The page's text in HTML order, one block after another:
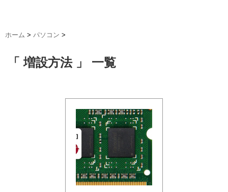
ホーム > パソコン >
「 増設方法 」 一覧